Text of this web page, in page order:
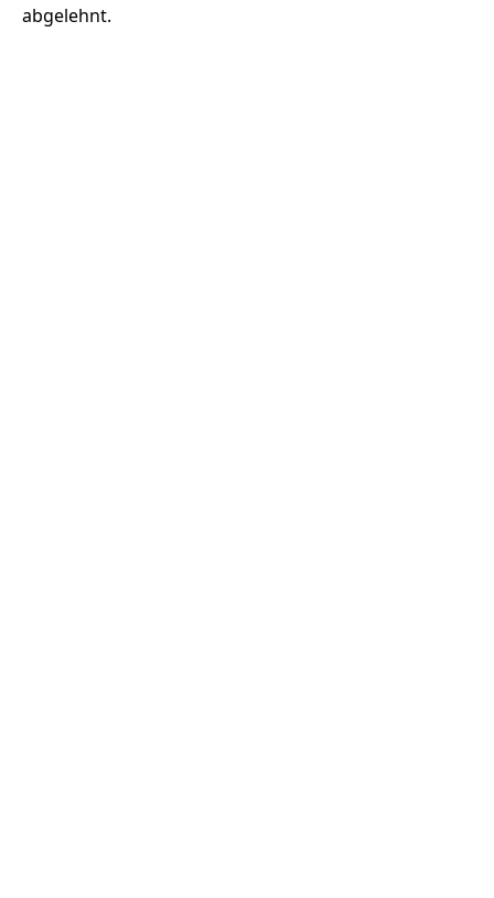
abgelehnt.